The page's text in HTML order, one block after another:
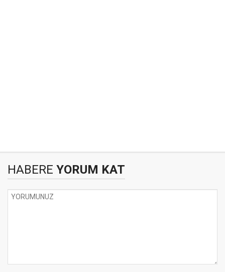
HABERE YORUM KAT